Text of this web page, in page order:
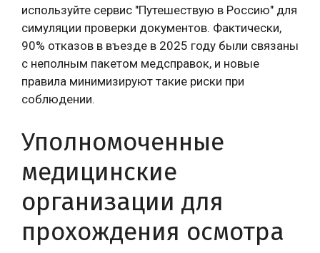
используйте сервис "Путешествую в Россию" для
симуляции проверки документов. Фактически,
90% отказов в въезде в 2025 году были связаны
с неполным пакетом медсправок, и новые
правила минимизируют такие риски при
соблюдении.
Уполномоченные
медицинские
организации для
прохождения осмотра